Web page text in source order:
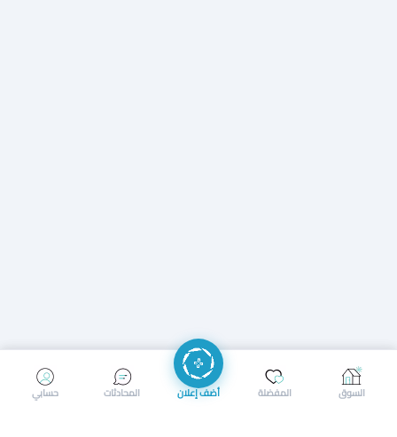
إرسال رسالة إجراء مكالمة
حسابي المحادثات أضف إعلان المفضلة السوق